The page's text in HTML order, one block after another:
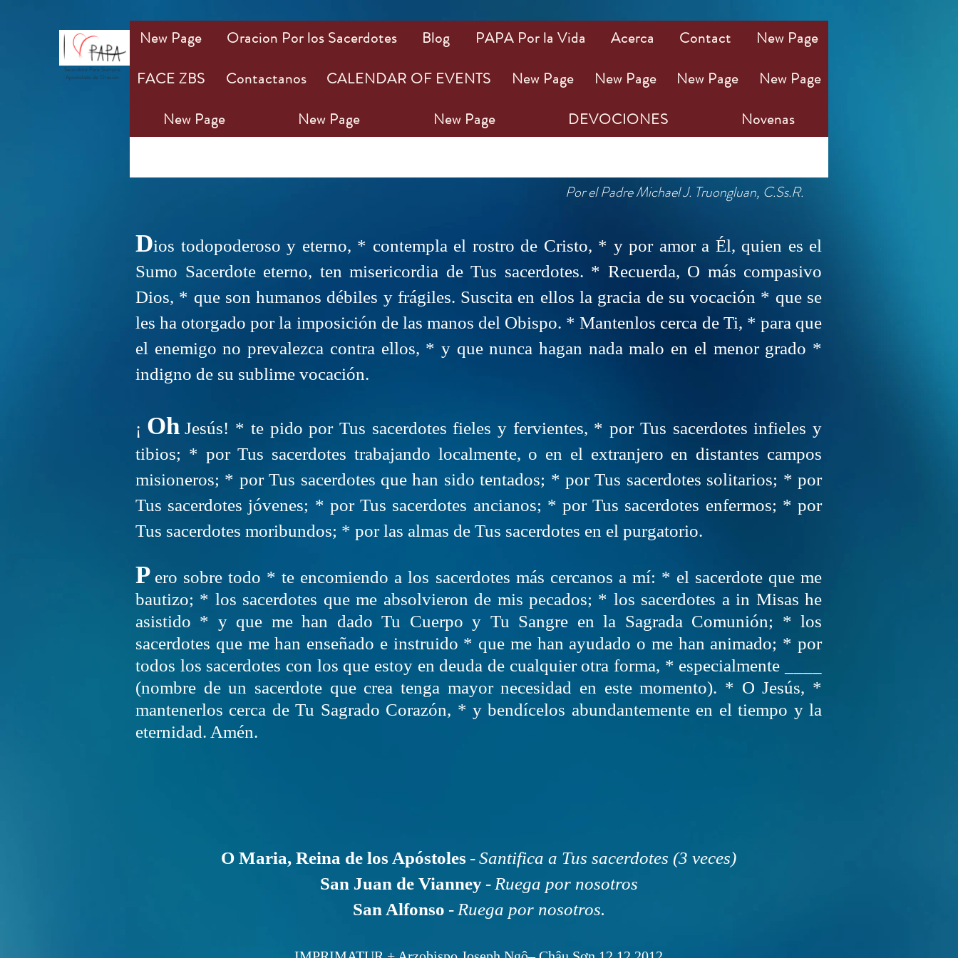
ORACIÓN POR LOS SACERDOTES
Dios todopoderoso y eterno, * contempla el rostro de Cristo, * y por amor a Él, quien es el
Sumo Sacerdote eterno, ten misericordia de Tus sacerdotes. * Recuerda, O más compasivo
Dios, * que son humanos débiles y frágiles. Suscita en ellos la gracia de su vocación * que se
les ha otorgado por la imposición de las manos del Obispo. * Mantenlos cerca de Ti, * para que
el enemigo no prevalezca contra ellos, * y que nunca hagan nada malo en el menor grado *
indigno de su sublime vocación.
¡ Oh Jesús! * te pido por Tus sacerdotes fieles y fervientes, * por Tus sacerdotes infieles y
tibios; * por Tus sacerdotes trabajando localmente, o en el extranjero en distantes campos
misioneros; * por Tus sacerdotes que han sido tentados; * por Tus sacerdotes solitarios; * por
Tus sacerdotes jóvenes; * por Tus sacerdotes ancianos; * por Tus sacerdotes enfermos; * por
Tus sacerdotes moribundos; * por las almas de Tus sacerdotes en el purgatorio.
P ero sobre todo * te encomiendo a los sacerdotes más cercanos a mí: * el sacerdote que me
bautizo; * los sacerdotes que me absolvieron de mis pecados; * los sacerdotes a in Misas he
asistido * y que me han dado Tu Cuerpo y Tu Sangre en la Sagrada Comunión; * los
sacerdotes que me han enseñado e instruido * que me han ayudado o me han animado; * por
todos los sacerdotes con los que estoy en deuda de cualquier otra forma, * especialmente ____
(nombre de un sacerdote que crea tenga mayor necesidad en este momento). * O Jesús, *
mantenerlos cerca de Tu Sagrado Corazón, * y bendícelos abundantemente en el tiempo y la
eternidad. Amén.
Por el Padre Michael J. Truongluan, C.Ss.R.
O Maria, Reina de los Apóstoles -Santifica a Tus sacerdotes (3 veces)
San Juan de Vianney - Ruega por nosotros
San Alfonso - Ruega por nosotros.
New Page Oracion Por los Sacerdotes Blog PAPA Por la Vida Acerca Contact
New Page
FACE ZBS
Contactanos CALENDAR OF EVENTS New Page New Page New Page
New Page
New Page
New Page New Page DEVOCIONES Novenas
Sacerdote Pare Siempre
Apostolado de Oración